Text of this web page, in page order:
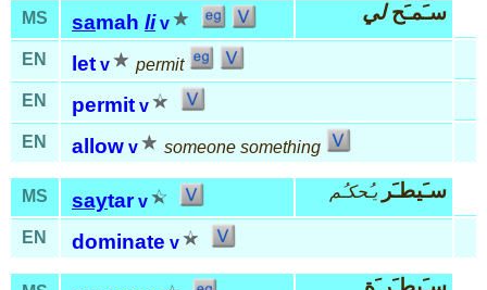
MS samah li v سـَمـَحلي
EN let v
permit
EN
permit v
EN
allow v someone something
MS saytar v سـَيطـَر يـُحكـُم
EN dominate v